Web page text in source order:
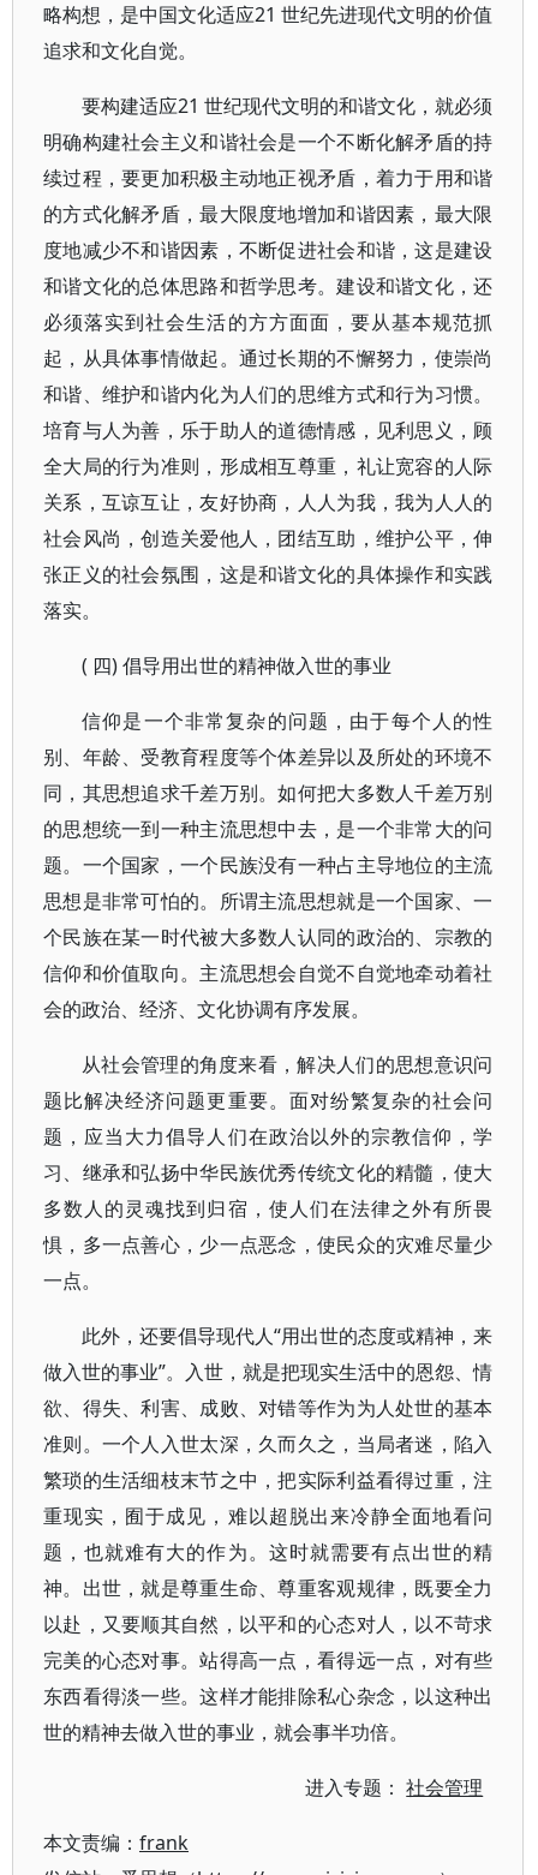
略构想，是中国文化适应21 世纪先进现代文明的价值
追求和文化自觉。
要构建适应21 世纪现代文明的和谐文化，就必须
明确构建社会主义和谐社会是一个不断化解矛盾的持
续过程，要更加积极主动地正视矛盾，着力于用和谐
的方式化解矛盾，最大限度地增加和谐因素，最大限
度地减少不和谐因素，不断促进社会和谐，这是建设
和谐文化的总体思路和哲学思考。建设和谐文化，还
必须落实到社会生活的方方面面，要从基本规范抓
起，从具体事情做起。通过长期的不懈努力，使崇尚
和谐、维护和谐内化为人们的思维方式和行为习惯。
培育与人为善，乐于助人的道德情感，见利思义，顾
全大局的行为准则，形成相互尊重，礼让宽容的人际
关系，互谅互让，友好协商，人人为我，我为人人的
社会风尚，创造关爱他人，团结互助，维护公平，伸
张正义的社会氛围，这是和谐文化的具体操作和实践
落实。
( 四) 倡导用出世的精神做入世的事业
信仰是一个非常复杂的问题，由于每个人的性
别、年龄、受教育程度等个体差异以及所处的环境不
同，其思想追求千差万别。如何把大多数人千差万别
的思想统一到一种主流思想中去，是一个非常大的问
题。一个国家，一个民族没有一种占主导地位的主流
思想是非常可怕的。所谓主流思想就是一个国家、一
个民族在某一时代被大多数人认同的政治的、宗教的
信仰和价值取向。主流思想会自觉不自觉地牵动着社
会的政治、经济、文化协调有序发展。
从社会管理的角度来看，解决人们的思想意识问
题比解决经济问题更重要。面对纷繁复杂的社会问
题，应当大力倡导人们在政治以外的宗教信仰，学
习、继承和弘扬中华民族优秀传统文化的精髓，使大
多数人的灵魂找到归宿，使人们在法律之外有所畏
惧，多一点善心，少一点恶念，使民众的灾难尽量少
一点。
此外，还要倡导现代人“用出世的态度或精神，来
做入世的事业”。入世，就是把现实生活中的恩怨、情
欲、得失、利害、成败、对错等作为为人处世的基本
准则。一个人入世太深，久而久之，当局者迷，陷入
繁琐的生活细枝末节之中，把实际利益看得过重，注
重现实，囿于成见，难以超脱出来冷静全面地看问
题，也就难有大的作为。这时就需要有点出世的精
神。出世，就是尊重生命、尊重客观规律，既要全力
以赴，又要顺其自然，以平和的心态对人，以不苛求
完美的心态对事。站得高一点，看得远一点，对有些
东西看得淡一些。这样才能排除私心杂念，以这种出
世的精神去做入世的事业，就会事半功倍。
进入专题：社会管理
本文责编： frank